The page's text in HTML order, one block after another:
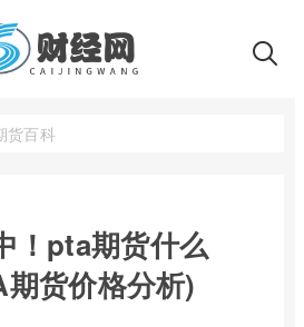
货百科
！pta期货什么
货价格分析)